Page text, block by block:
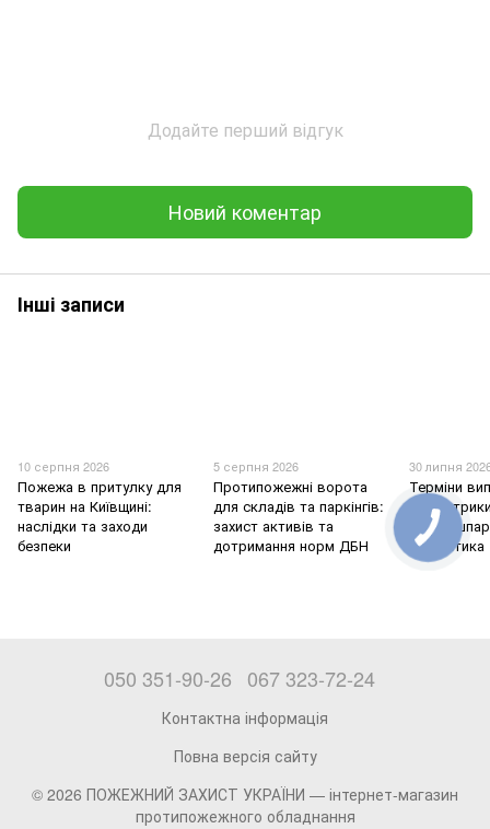
Додайте перший відгук
Новий коментар
Інші записи
10 серпня 2026
Пожежа в притулку для
тварин на Київщині:
наслідки та заходи
безпеки
5 серпня 2026
Протипожежні ворота
для складів та паркінгів:
захист активів та
дотримання норм ДБН
30 липня
Терміни
повна
енергетика
050 351-90-26 067 323-72-24
Контактна інформація
Повна версія сайту
© 2026 ПОЖЕЖНИЙ ЗАХИСТ УКРАЇНИ — інтернет-магазин
протипожежного обладнання